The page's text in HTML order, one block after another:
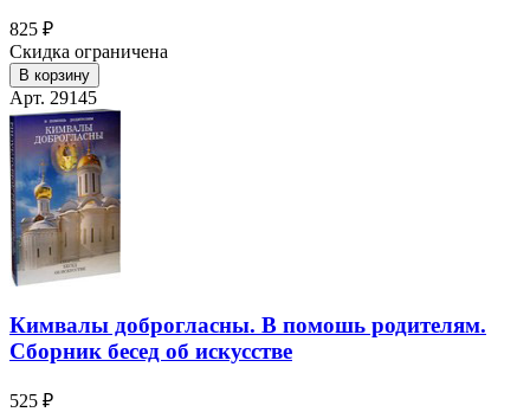
825 ₽
Скидка ограничена
В корзину
Арт. 29145
Кимвалы доброгласны. В помошь родителям.
Сборник бесед об искусстве
525 ₽